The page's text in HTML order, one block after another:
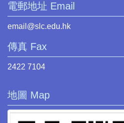
電郵地址 Email
email@slc.edu.hk
傳真 Fax
2422 7104
地圖 Map